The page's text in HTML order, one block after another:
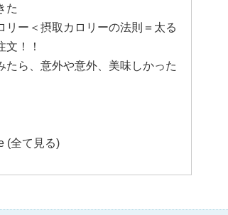
た
ー＜摂取カロリーの法則＝太る
！！
たら、意外や意外、美味しかった
(全て見る)